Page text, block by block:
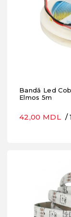
Bandă Led
Elmos 5m
42,00 MDL /